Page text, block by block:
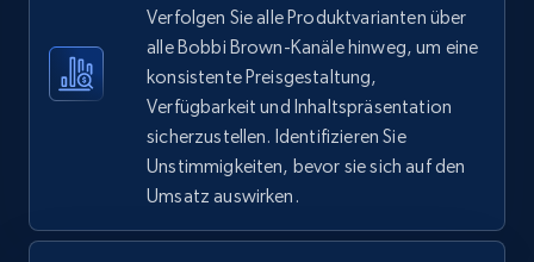
667+ Jetzt anfangen
TikTok Shop - Collect TikTok shop products
by keywords search
URL, Title, Available, Description, Currency, Initial
Verfolgen Sie alle Produktvarianten über
alle Bobbi Brown-Kanäle hinweg, um eine
konsistente Preisgestaltung,
Verfügbarkeit und Inhaltspräsentation
sicherzustellen. Identifizieren Sie
Unstimmigkeiten, bevor sie sich auf den
Umsatz auswirken.